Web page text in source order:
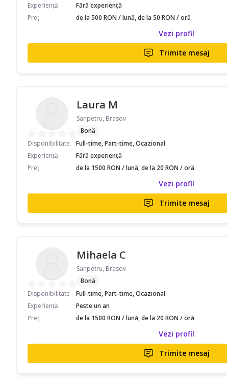
Experiență
Fără experiență
Preț
de la 500 RON / lună, de la 50 RON / oră
Vezi profil
Trimite mesaj
Laura M
Sanpetru, Brasov
Bonă
Disponibilitate
Full-time, Part-time, Ocazional
Experiență
Fără experiență
Preț
de la 1500 RON / lună, de la 20 RON / oră
Vezi profil
Trimite mesaj
Mihaela C
Sanpetru, Brasov
Bonă
Disponibilitate
Full-time, Part-time, Ocazional
Experiență
Peste un an
Preț
de la 1500 RON / lună, de la 20 RON / oră
Vezi profil
Trimite mesaj